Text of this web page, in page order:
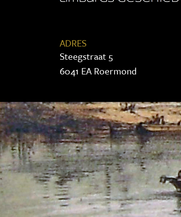
ADRES
Steegstraat 5
6041 EA Roermond